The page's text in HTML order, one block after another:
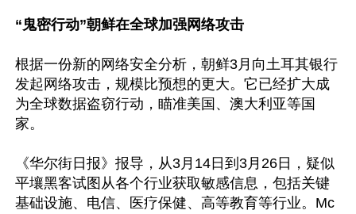
“鬼密行动”朝鲜在全球加强网络攻击
根据一份新的网络安全分析，朝鲜3月向土耳其银行
发起网络攻击，规模比预想的更大。它已经扩大成
为全球数据盗窃行动，瞄准美国、澳大利亚等国
家。
《华尔街日报》报导，从3月14日到3月26日，疑似
平壤黑客试图从各个行业获取敏感信息，包括关键
基础设施、电信、医疗保健、高等教育等行业。Mc